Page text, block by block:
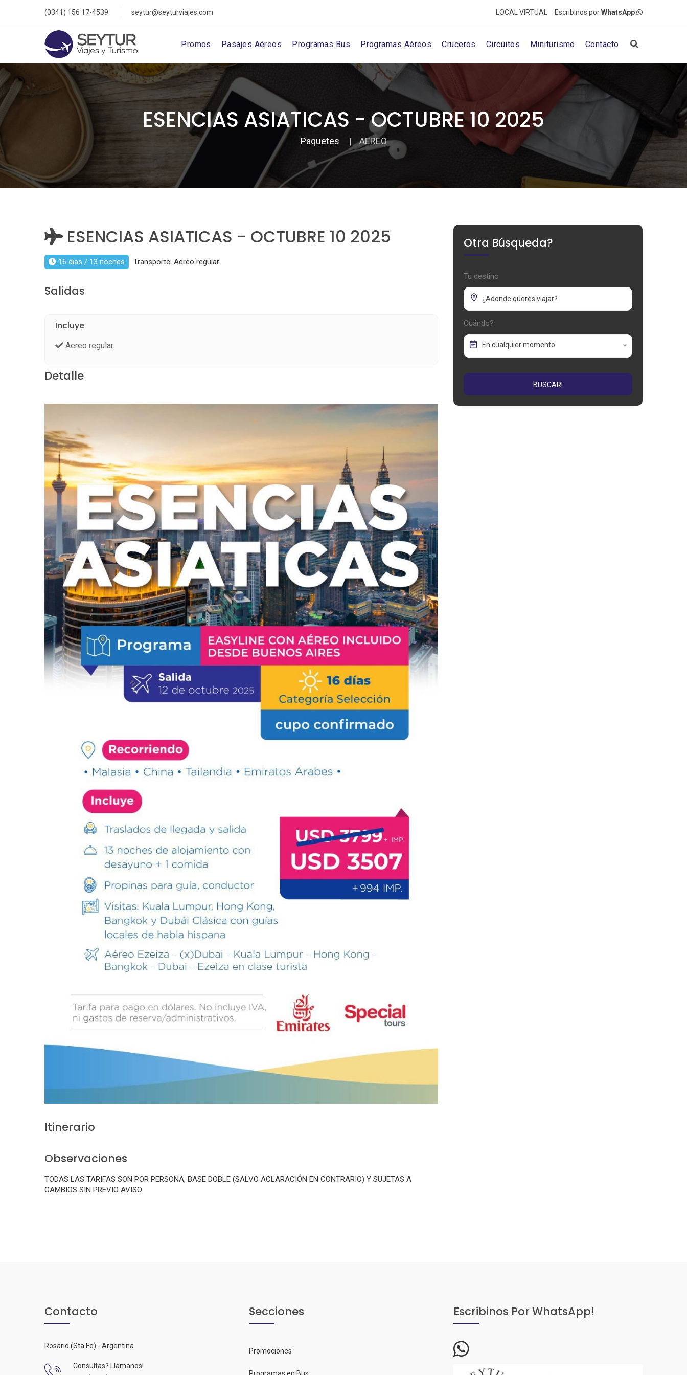
(0341) 156 17-4539 seytur@seyturviajes.com LOCAL VIRTUAL Escribinos porWhatsApp
Promos Pasajes Aéreos Programas Bus Programas Aéreos Cruceros Circuitos Miniturismo Contacto
ESENCIAS ASIATICAS - OCTUBRE 10 2025
Paquetes AEREO
ESENCIAS ASIATICAS - OCTUBRE 10 2025
16 dias / 13 noches Transporte: Aereo regular.
Salidas
Incluye
Aereo regular.
Detalle
Itinerario
Observaciones
TODAS LAS TARIFAS SON POR PERSONA, BASE DOBLE (SALVO ACLARACIÓN EN CONTRARIO) Y SUJETAS A
CAMBIOS SIN PREVIO AVISO.
Otra Búsqueda?
Tu destino
Cuándo?
En cualquier momento
BUSCAR!
Contacto
Rosario (Sta.Fe) - Argentina
Consultas? Llamanos!
Secciones
Promociones
Escribinos Por WhatsApp!